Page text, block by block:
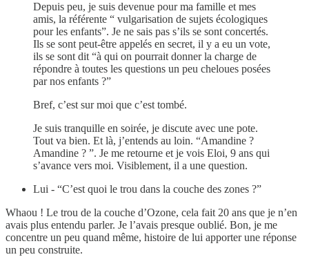
Depuis peu, je suis devenue pour ma famille et mes
amis, la référente “ vulgarisation de sujets écologiques
pour les enfants”. Je ne sais pas s’ils se sont concertés.
Ils se sont peut-être appelés en secret, il y a eu un vote,
ils se sont dit “à qui on pourrait donner la charge de
répondre à toutes les questions un peu cheloues posées
par nos enfants ?”
Bref, c’est sur moi que c’est tombé.
Je suis tranquille en soirée, je discute avec une pote.
Tout va bien. Et là, j’entends au loin. “Amandine ?
Amandine ? ”. Je me retourne et je vois Eloi, 9 ans qui
s’avance vers moi. Visiblement, il a une question.
Lui - “C’est quoi le trou dans la couche des zones ?”
Whaou ! Le trou de la couche d’Ozone, cela fait 20 ans que je n’en
avais plus entendu parler. Je l’avais presque oublié. Bon, je me
concentre un peu quand même, histoire de lui apporter une réponse
un peu construite.